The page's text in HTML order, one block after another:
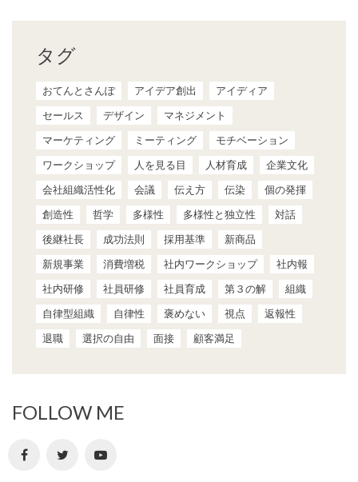
タグ
おてんとさんぽ アイデア創出
アイディア
セールス
デザイン
マネジメント
マーケティング
ミーティング
モチベーション
ワークショップ
人を見る目 人材育成
企業文化
会社組織活性化
会議 伝え方 伝染
個の発揮
創造性
哲学 多様性 多様性と独立性
対話
後継社長
成功法則 採用基準
新商品
新規事業
消費増税 社内ワークショップ
社内報
社内研修
社員研修 社員育成 第３の解
組織
自律型組織
自律性 褒めない 視点
返報性
退職
選択の自由 面接 顧客満足
FOLLOW ME